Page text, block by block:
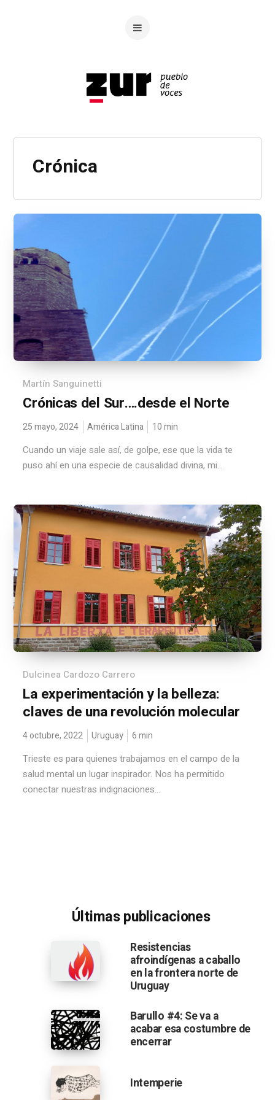
Crónica
Martín Sanguinetti
Crónicas del Sur….desde el Norte
25 mayo, 2024 América Latina 10 min
Cuando un viaje sale así, de golpe, ese que la vida te
puso ahí en una especie de causalidad divina, mi...
Dulcinea Cardozo Carrero
La experimentación y la belleza:
claves de una revolución molecular
4 octubre, 2022 Uruguay 6 min
Trieste es para quienes trabajamos en el campo de la
salud mental un lugar inspirador. Nos ha permitido
conectar nuestras indignaciones...
Últimas publicaciones
Resistencias
afroindígenas a caballo
en la frontera norte de
Uruguay
Barullo #4: Se va a
acabar esa costumbre de
encerrar
Intemperie